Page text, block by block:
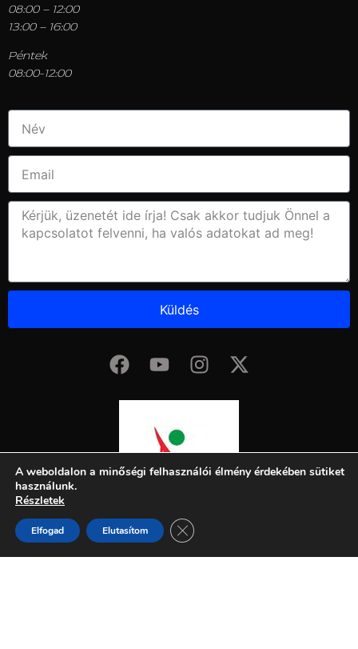
08:00 – 12:00
13:00 – 16:00
Péntek
08:00-12:00
Küldés
A weboldalon a minőségi felhasználói élmény érdekében sütiket
használunk.
Részletek
Elfogad Elutasítom Close GDPR Cookie Banner